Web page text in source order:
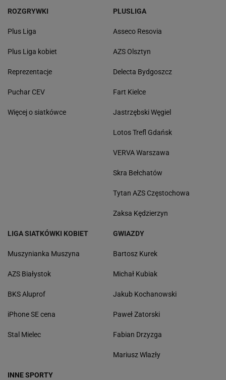
ROZGRYWKI
Plus Liga
Plus Liga kobiet
Reprezentacje
Puchar CEV
Więcej o siatkówce
PLUSLIGA
Asseco Resovia
AZS Olsztyn
Delecta Bydgoszcz
Fart Kielce
Jastrzębski Węgiel
Lotos Trefl Gdańsk
VERVA Warszawa
Skra Bełchatów
Tytan AZS Częstochowa
Zaksa Kędzierzyn
LIGA SIATKÓWKI KOBIET
Muszynianka Muszyna
AZS Białystok
BKS Aluprof
iPhone SE cena
Stal Mielec
GWIAZDY
Bartosz Kurek
Michał Kubiak
Jakub Kochanowski
Paweł Zatorski
Fabian Drzyzga
Mariusz Wlazły
INNE SPORTY